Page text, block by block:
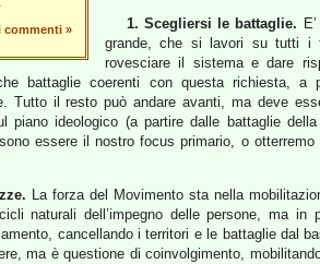
commenti » 1. Scegliersi le battaglie.
grande, che si lavori su tutti i
rovesciare il sistema e dare
battaglie coerenti con questa richiesta,
Tutto il resto può andare avanti, ma deve
piano ideologico (a partire dalle battaglie
essere il nostro focus primario, o
La forza del Movimento sta nella
naturali dell’impegno delle persone, ma
cancellando i territori e le battaglie dal
ma è questione di coinvolgimento,